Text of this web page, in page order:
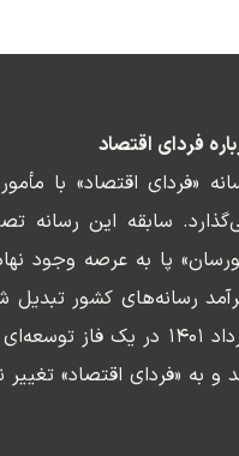
فردای اقتصاد
«فردای اقتصاد» با
پا به عرصه وجود
رسانه‌های کشور
مرداد ۱۴۰۱ در یک فاز
و به «فردای اقتصاد» تغییر